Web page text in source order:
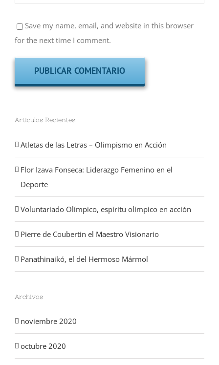
Save my name, email, and website in this browser
for the next time I comment.
Articulos Recientes
Atletas de las Letras – Olimpismo en Acción
Flor Izava Fonseca: Liderazgo Femenino en el
Deporte
Voluntariado Olímpico, espíritu olímpico en acción
Pierre de Coubertin el Maestro Visionario
Panathinaikó, el del Hermoso Mármol
Archivos
noviembre 2020
octubre 2020